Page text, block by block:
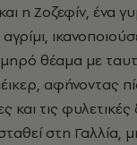
η Ζοζεφίν, ένα
θέαμα με
αφήνοντας
και τις φυλετικές
στη Γαλλία,